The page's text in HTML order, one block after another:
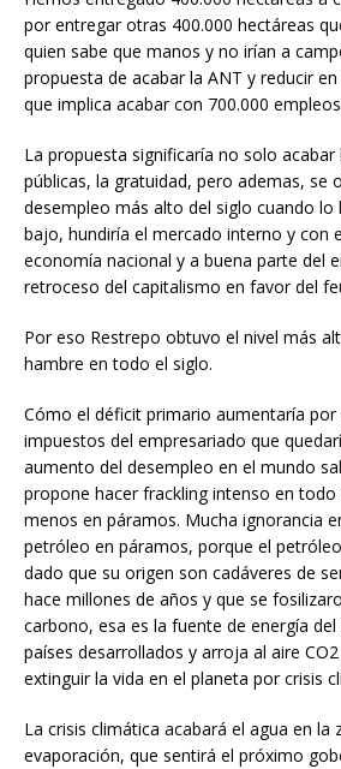
por entregar otras 400.000 hectáreas
quien sabe que manos y no irían a
propuesta de acabar la ANT y reducir
que implica acabar con 700.000
La propuesta significaría no solo acabar
públicas, la gratuidad, pero ademas, se
desempleo más alto del siglo cuando lo
bajo, hundiría el mercado interno y con
economía nacional y a buena parte del
retroceso del capitalismo en favor del
Por eso Restrepo obtuvo el nivel más
hambre en todo el siglo.
Cómo el déficit primario aumentaría por
impuestos del empresariado que
aumento del desempleo en el mundo
propone hacer frackling intenso en
menos en páramos. Mucha ignorancia
petróleo en páramos, porque el
dado que su origen son cadáveres de
hace millones de años y que se
carbono, esa es la fuente de energía
países desarrollados y arroja al aire
extinguir la vida en el planeta por crisis
La crisis climática acabará el agua en la
evaporación, que sentirá el próximo